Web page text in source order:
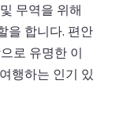
무역을 위해
을 합니다. 편안
로 유명한 이
행하는 인기 있